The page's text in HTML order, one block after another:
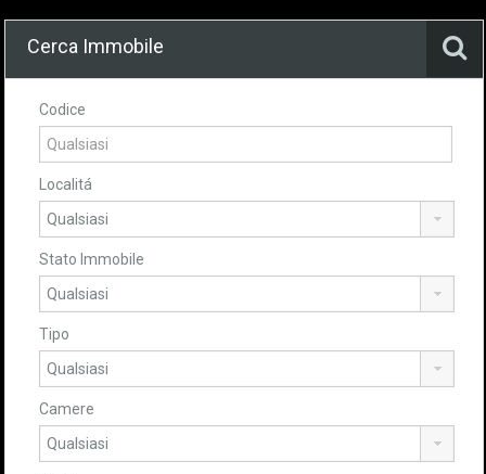
Cerca Immobile
Codice
Localitá
Stato Immobile
Tipo
Camere